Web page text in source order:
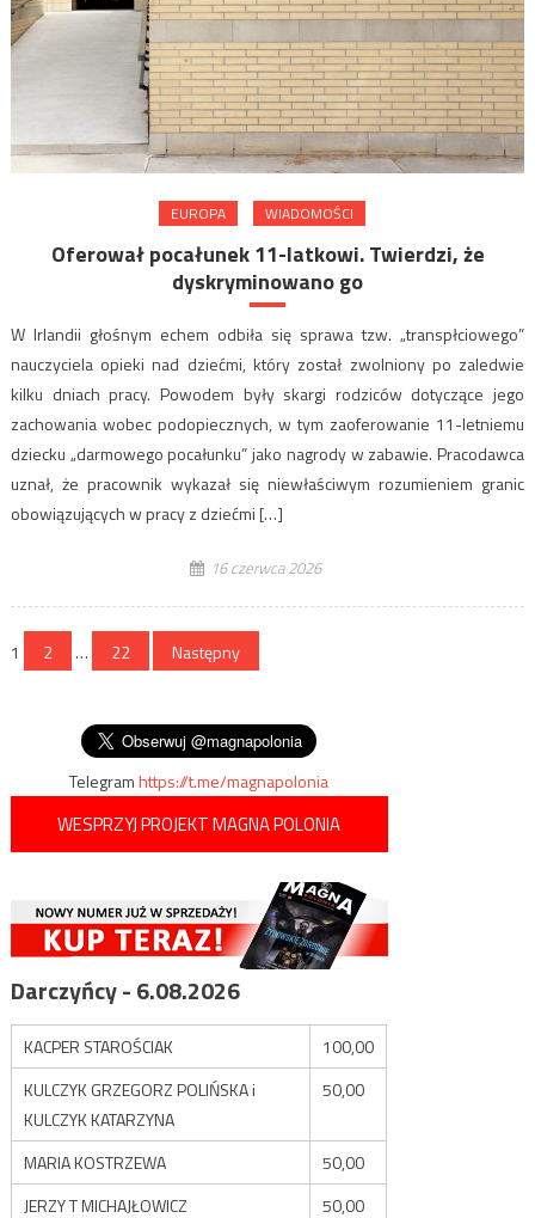
EUROPA WIADOMOŚCI
Oferował pocałunek 11-latkowi. Twierdzi, że
dyskryminowano go
W Irlandii głośnym echem odbiła się sprawa tzw. „transpłciowego”
nauczyciela opieki nad dziećmi, który został zwolniony po zaledwie
kilku dniach pracy. Powodem były skargi rodziców dotyczące jego
zachowania wobec podopiecznych, w tym zaoferowanie 11-letniemu
dziecku „darmowego pocałunku” jako nagrody w zabawie. Pracodawca
uznał, że pracownik wykazał się niewłaściwym rozumieniem granic
obowiązujących w pracy z dziećmi […]
16 czerwca 2026
Stronicowanie
1 2 … 22 Następny
Telegramhttps://t.me/magnapolonia
WESPRZYJ PROJEKT MAGNA POLONIA
Darczyńcy - 6.08.2026
KACPER STAROŚCIAK
100,00
KULCZYK GRZEGORZ POLIŃSKA i
KULCZYK KATARZYNA
50,00
MARIA KOSTRZEWA
50,00
JERZY T MICHAJŁOWICZ
50,00